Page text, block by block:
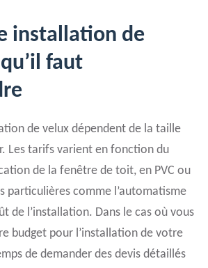
installation de
faut
de velux dépendent de la taille
Les tarifs varient en fonction du
de la fenêtre de toit, en PVC ou
particulières comme l’automatisme
de l’installation. Dans le cas où vous
budget pour l’installation de votre
de demander des devis détaillés